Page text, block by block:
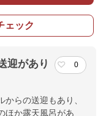
ェック
迎があり
0
らの送迎もあり、
ほか露天風呂があ